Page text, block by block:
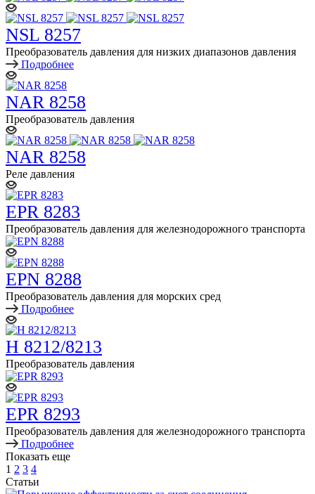
NSL 8257
Преобразователь давления для низких диапазонов давления
Подробнее
NAR 8258
Преобразователь давления
NAR 8258
Реле давления
EPR 8283
Преобразователь давления для железнодорожного транспорта
EPN 8288
Преобразователь давления для морских сред
Подробнее
H 8212/8213
Преобразователь давления
EPR 8293
Преобразователь давления для железнодорожного транспорта
Подробнее
Показать еще
1 2 3 4
Статьи